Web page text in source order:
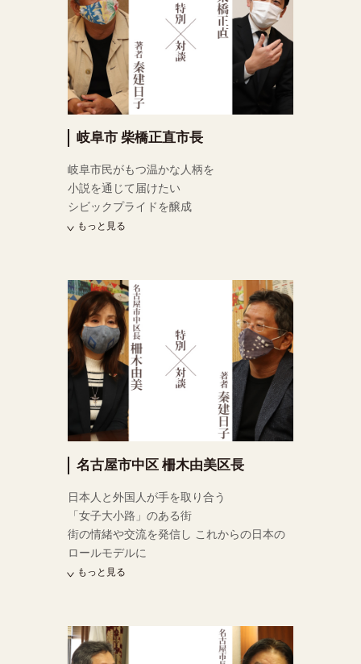
岐阜市 柴橋正直市長
岐阜市民がもつ温かな人柄を
小説を通じて届けたい
シビックプライドを醸成
もっと見る
名古屋市中区 柵木由美区長
日本人と外国人が手を取り合う
「女子大小路」のある街
街の情緒や交流を発信し これからの日本の
ロールモデルに
もっと見る